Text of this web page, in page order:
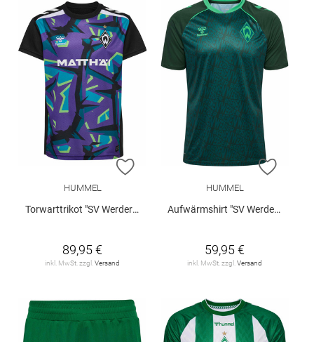
ZUR WUNSCHLISTE HINZUFÜGEN
HUMMEL
Torwarttrikot "SV Werder Bremen 2026/27"
89,95 €
inkl. MwSt. zzgl.Versand
ZUR
HUMMEL
Aufwärmshirt "SV Werder Bremen 2026/27"
59,95 €
inkl. MwSt. zzgl.Versand